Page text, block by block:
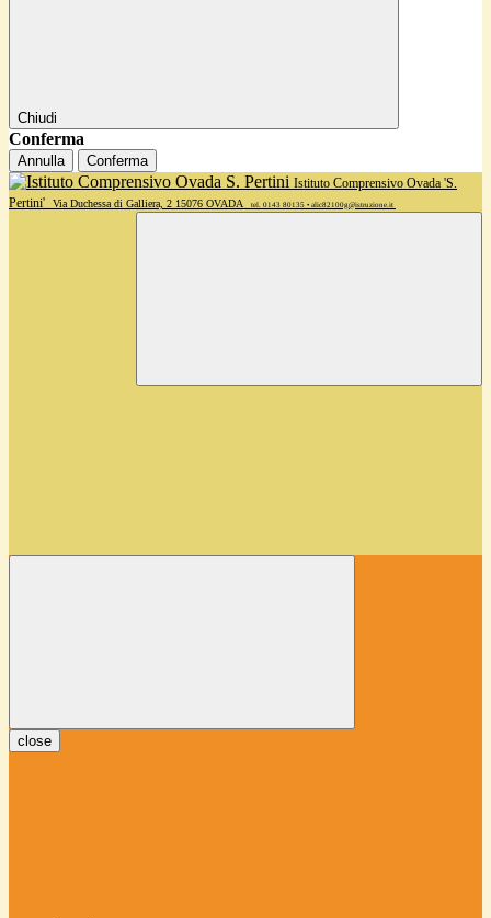
Chiudi
Conferma
Annulla Conferma
Istituto Comprensivo Ovada 'S.
Pertini'
Via Duchessa di Galliera, 2 15076 OVADA tel. 0143 80135 • alic82100g@istruzione.it
close